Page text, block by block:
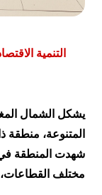
التنمية
يشكل الشمال
المتنوعة، منطقة
شهدت المنطقة
مختلف